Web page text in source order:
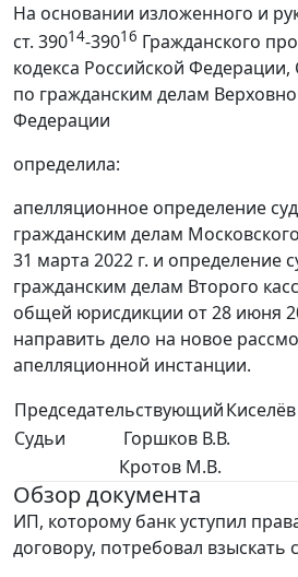
На основании изложенного и
ст. 39014-39016 Гражданского
кодекса Российской Федерации,
по гражданским делам
Федерации
определила:
апелляционное определение
гражданским делам
31 марта 2022 г. и определение
гражданским делам Второго
общей юрисдикции от 28 июня
направить дело на новое
апелляционной инстанции.
Председательствующий
Судьи
Горшков В.В.
Кротов M.B.
Обзор документа
ИП, которому банк уступил
договору, потребовал